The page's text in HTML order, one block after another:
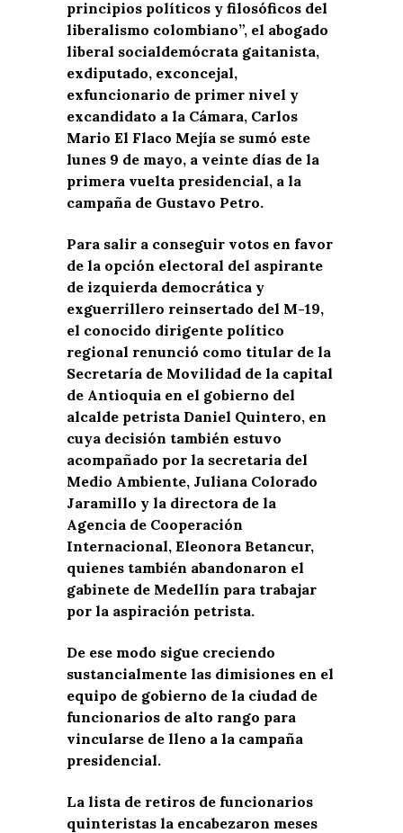
principios políticos y filosóficos del
liberalismo colombiano”, el abogado
liberal socialdemócrata gaitanista,
exdiputado, exconcejal,
exfuncionario de primer nivel y
excandidato a la Cámara, Carlos
Mario El Flaco Mejía se sumó este
lunes 9 de mayo, a veinte días de la
primera vuelta presidencial, a la
campaña de Gustavo Petro.
Para salir a conseguir votos en favor
de la opción electoral del aspirante
de izquierda democrática y
exguerrillero reinsertado del M-19,
el conocido dirigente político
regional renunció como titular de la
Secretaría de Movilidad de la capital
de Antioquia en el gobierno del
alcalde petrista Daniel Quintero, en
cuya decisión también estuvo
acompañado por la secretaria del
Medio Ambiente, Juliana Colorado
Jaramillo y la directora de la
Agencia de Cooperación
Internacional, Eleonora Betancur,
quienes también abandonaron el
gabinete de Medellín para trabajar
por la aspiración petrista.
De ese modo sigue creciendo
sustancialmente las dimisiones en el
equipo de gobierno de la ciudad de
funcionarios de alto rango para
vincularse de lleno a la campaña
presidencial.
La lista de retiros de funcionarios
quinteristas la encabezaron meses